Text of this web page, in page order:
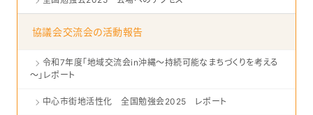
協議会交流会の活動報告
令和7年度「地域交流会in沖縄～持続可能なまちづくりを考える
～」レポート
中心市街地活性化 全国勉強会2025 レポート